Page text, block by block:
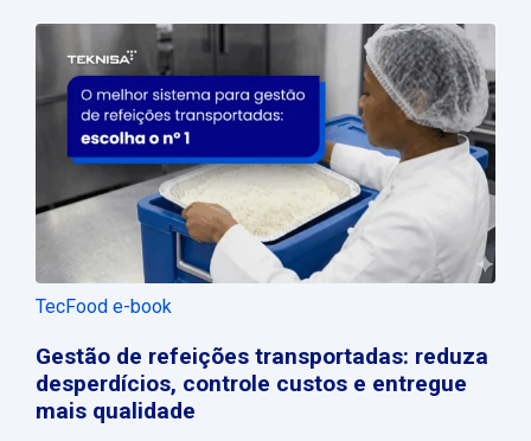
TecFood e-book
Gestão de refeições transportadas: reduza
desperdícios, controle custos e entregue
mais qualidade